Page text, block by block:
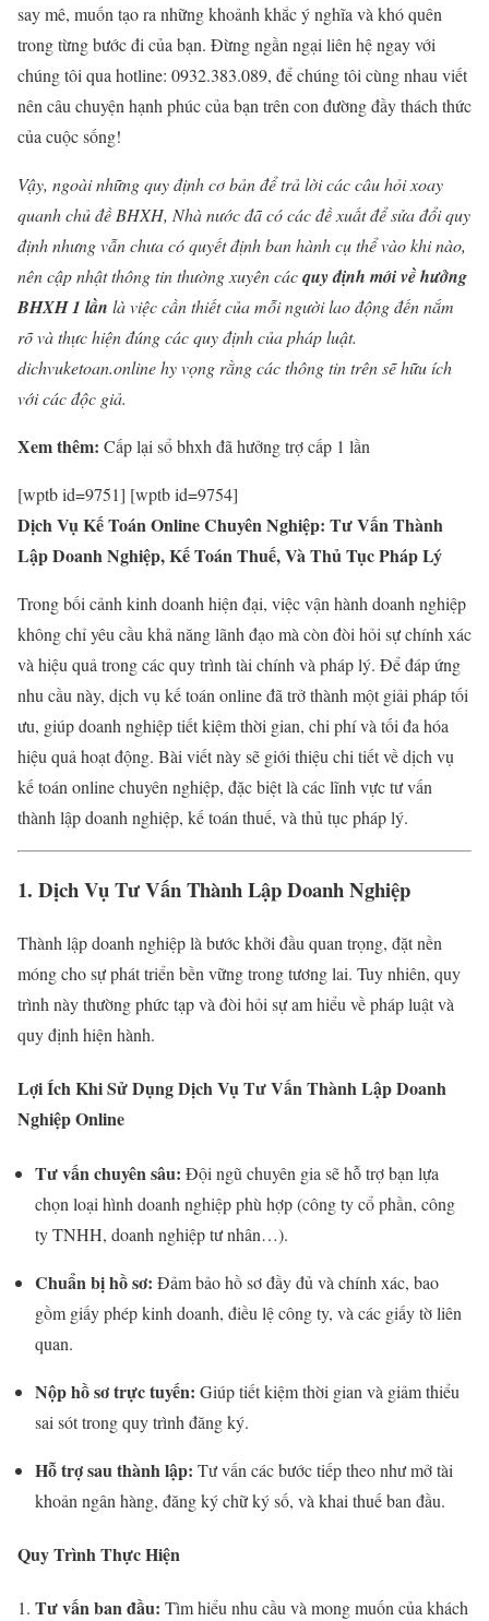
say mê, muốn tạo ra những khoảnh khắc ý nghĩa và khó quên
trong từng bước đi của bạn. Đừng ngần ngại liên hệ ngay với
chúng tôi qua hotline: 0932.383.089, để chúng tôi cùng nhau viết
nên câu chuyện hạnh phúc của bạn trên con đường đầy thách thức
của cuộc sống!
Vậy, ngoài những quy định cơ bản để trả lời các câu hỏi xoay
quanh chủ đề BHXH, Nhà nước đã có các đề xuất để sửa đổi quy
định nhưng vẫn chưa có quyết định ban hành cụ thể vào khi nào,
nên cập nhật thông tin thường xuyên cácquy định mới về hưởng
BHXH 1 lần là việc cần thiết của mỗi người lao động đến nắm
rõ và thực hiện đúng các quy định của pháp luật.
dichvuketoan.online hy vọng rằng các thông tin trên sẽ hữu ích
với các độc giả.
Xem thêm: Cấp lại sổ bhxh đã hưởng trợ cấp 1 lần
[wptb id=9751] [wptb id=9754]
Dịch Vụ Kế Toán Online Chuyên Nghiệp: Tư Vấn Thành
Lập Doanh Nghiệp, Kế Toán Thuế, Và Thủ Tục Pháp Lý
Trong bối cảnh kinh doanh hiện đại, việc vận hành doanh nghiệp
không chỉ yêu cầu khả năng lãnh đạo mà còn đòi hỏi sự chính xác
và hiệu quả trong các quy trình tài chính và pháp lý. Để đáp ứng
nhu cầu này, dịch vụ kế toán online đã trở thành một giải pháp tối
ưu, giúp doanh nghiệp tiết kiệm thời gian, chi phí và tối đa hóa
hiệu quả hoạt động. Bài viết này sẽ giới thiệu chi tiết về dịch vụ
kế toán online chuyên nghiệp, đặc biệt là các lĩnh vực tư vấn
thành lập doanh nghiệp, kế toán thuế, và thủ tục pháp lý.
1. Dịch Vụ Tư Vấn Thành Lập Doanh Nghiệp
Thành lập doanh nghiệp là bước khởi đầu quan trọng, đặt nền
móng cho sự phát triển bền vững trong tương lai. Tuy nhiên, quy
trình này thường phức tạp và đòi hỏi sự am hiểu về pháp luật và
quy định hiện hành.
Lợi Ích Khi Sử Dụng Dịch Vụ Tư Vấn Thành Lập Doanh
Nghiệp Online
Tư vấn chuyên sâu: Đội ngũ chuyên gia sẽ hỗ trợ bạn lựa
chọn loại hình doanh nghiệp phù hợp (công ty cổ phần, công
ty TNHH, doanh nghiệp tư nhân…).
Chuẩn bị hồ sơ: Đảm bảo hồ sơ đầy đủ và chính xác, bao
gồm giấy phép kinh doanh, điều lệ công ty, và các giấy tờ liên
quan.
Nộp hồ sơ trực tuyến: Giúp tiết kiệm thời gian và giảm thiểu
sai sót trong quy trình đăng ký.
Hỗ trợ sau thành lập: Tư vấn các bước tiếp theo như mở tài
khoản ngân hàng, đăng ký chữ ký số, và khai thuế ban đầu.
Quy Trình Thực Hiện
Tư vấn ban đầu: Tìm hiểu nhu cầu và mong muốn của khách